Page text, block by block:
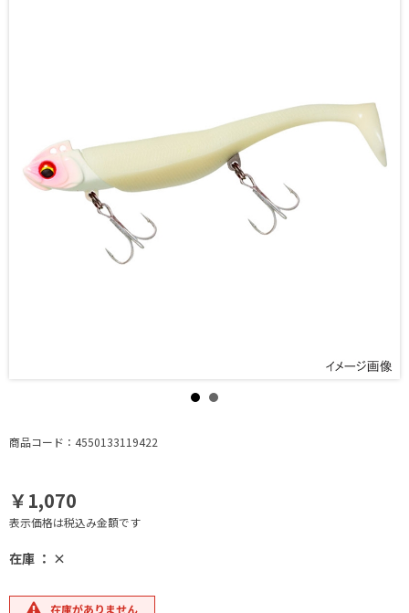
商品コード：4550133119422
￥1,070
表示価格は税込み金額です
在庫 ： ×
在庫がありません